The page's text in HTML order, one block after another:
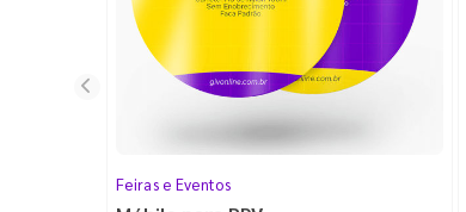
Feiras e Eventos